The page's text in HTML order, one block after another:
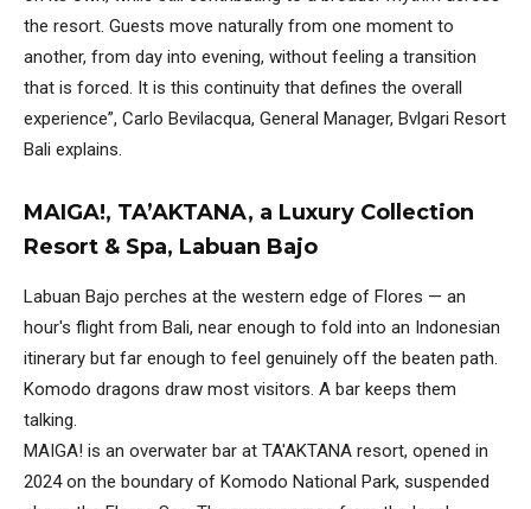
the resort. Guests move naturally from one moment to
another, from day into evening, without feeling a transition
that is forced. It is this continuity that defines the overall
experience”, Carlo Bevilacqua, General Manager, Bvlgari Resort
Bali explains.
MAIGA!, TA’AKTANA, a Luxury Collection
Resort & Spa, Labuan Bajo
Labuan Bajo perches at the western edge of Flores — an
hour's flight from Bali, near enough to fold into an Indonesian
itinerary but far enough to feel genuinely off the beaten path.
Komodo dragons draw most visitors. A bar keeps them
talking.
MAIGA! is an overwater bar at TA'AKTANA resort, opened in
2024 on the boundary of Komodo National Park, suspended